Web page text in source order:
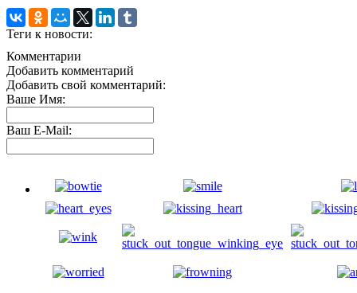
Теги к новости:
Комментарии
Добавить комментарий
Добавить свой комментарий:
Ваше Имя:
Ваш E-Mail: